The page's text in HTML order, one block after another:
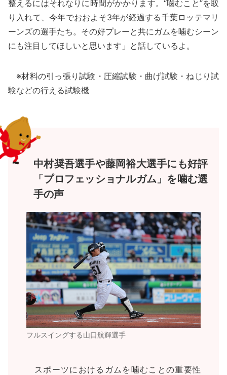
整えるにはそれなりに時間がかかります。“噛むこと”を取
り入れて、今年でおおよそ3年が経過する千葉ロッテマリ
ーンズの選手たち。その好プレーと共にガムを噛むシーン
にも注目してほしいと思います」と話しているよ。
※材料の引っ張り試験・圧縮試験・曲げ試験・ねじり試
験などの行える試験機
中村奨吾選手や藤岡裕大選手にも好評
「プロフェッショナルガム」を噛む選
手の声
フルスイングする山口航輝選手
スポーツにおけるガムを噛むことの重要性